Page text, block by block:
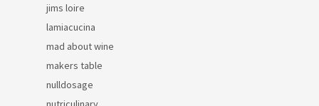
jims loire
lamiacucina
mad about wine
makers table
nulldosage